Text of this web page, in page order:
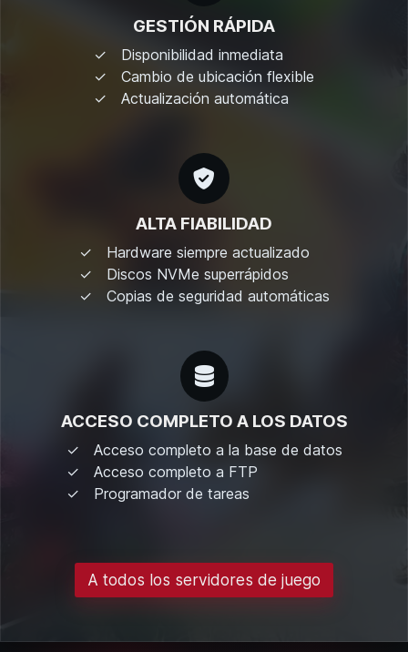
GESTIÓN RÁPIDA
Disponibilidad inmediata
Cambio de ubicación flexible
Actualización automática
ALTA FIABILIDAD
Hardware siempre actualizado
Discos NVMe superrápidos
Copias de seguridad automáticas
ACCESO COMPLETO A LOS DATOS
Acceso completo a la base de datos
Acceso completo a FTP
Programador de tareas
A todos los servidores de juego